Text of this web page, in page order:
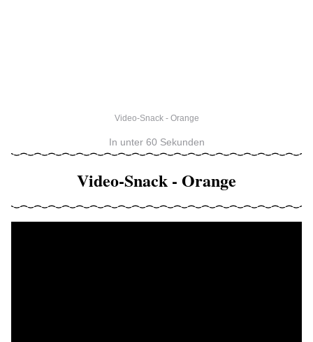
Video-Snack - Orange
In unter 60 Sekunden
Video-Snack - Orange